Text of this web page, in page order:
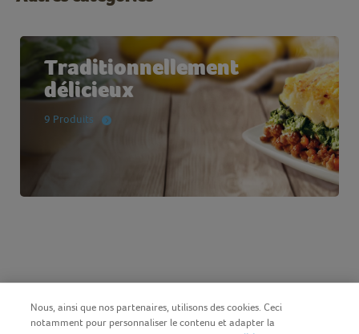
Traditionnellement
délicieux
9 Produits
Nous, ainsi que nos partenaires, utilisons des cookies. Ceci
notamment pour personnaliser le contenu et adapter la